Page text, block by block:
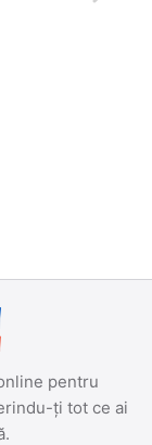
pentru
ți tot ce ai